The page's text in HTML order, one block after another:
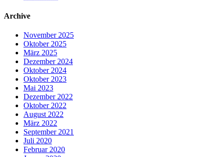
Archive
November 2025
Oktober 2025
März 2025
Dezember 2024
Oktober 2024
Oktober 2023
Mai 2023
Dezember 2022
Oktober 2022
August 2022
März 2022
September 2021
Juli 2020
Februar 2020